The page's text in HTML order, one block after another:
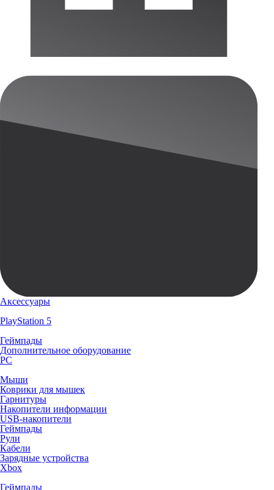
Аксессуары
PlayStation 5
Геймпады
Дополнительное оборудование
PC
Мыши
Коврики для мышек
Гарнитуры
Накопители информации
USB-накопители
Геймпады
Рули
Кабели
Зарядные устройства
Xbox
Геймпады